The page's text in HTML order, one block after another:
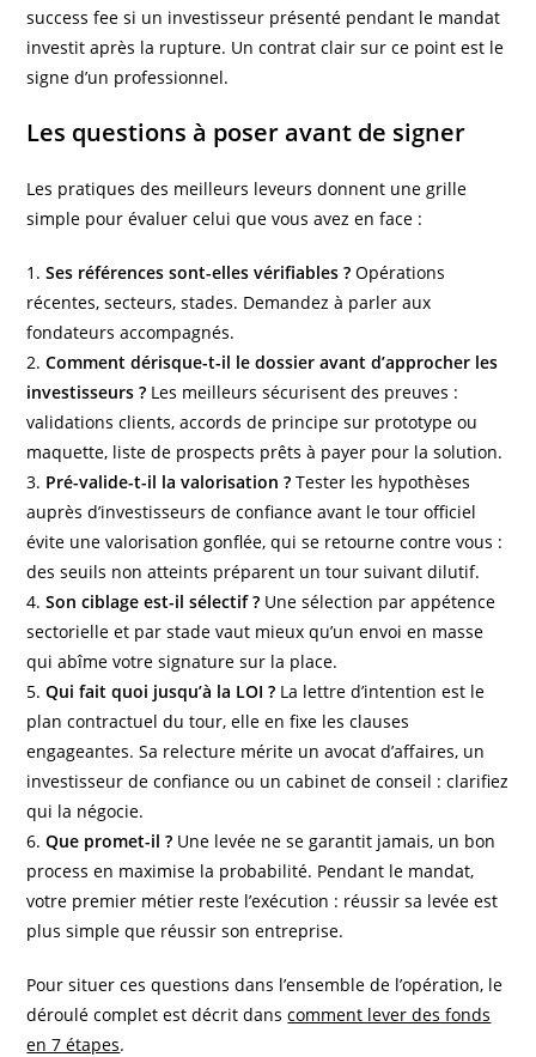
success fee si un investisseur présenté pendant le mandat
investit après la rupture. Un contrat clair sur ce point est le
signe d’un professionnel.
Les questions à poser avant de signer
Les pratiques des meilleurs leveurs donnent une grille
simple pour évaluer celui que vous avez en face :
1.Ses références sont-elles vérifiables ? Opérations
récentes, secteurs, stades. Demandez à parler aux
fondateurs accompagnés.
2.Comment dérisque-t-il le dossier avant d’approcher les
investisseurs ? Les meilleurs sécurisent des preuves :
validations clients, accords de principe sur prototype ou
maquette, liste de prospects prêts à payer pour la solution.
3. Pré-valide-t-il la valorisation ? Tester les hypothèses
auprès d’investisseurs de confiance avant le tour officiel
évite une valorisation gonflée, qui se retourne contre vous :
des seuils non atteints préparent un tour suivant dilutif.
4.Son ciblage est-il sélectif ? Une sélection par appétence
sectorielle et par stade vaut mieux qu’un envoi en masse
qui abîme votre signature sur la place.
5.Qui fait quoi jusqu’à la LOI ? La lettre d’intention est le
plan contractuel du tour, elle en fixe les clauses
engageantes. Sa relecture mérite un avocat d’affaires, un
investisseur de confiance ou un cabinet de conseil : clarifiez
qui la négocie.
6.Que promet-il ? Une levée ne se garantit jamais, un bon
process en maximise la probabilité. Pendant le mandat,
votre premier métier reste l’exécution : réussir sa levée est
plus simple que réussir son entreprise.
Pour situer ces questions dans l’ensemble de l’opération, le
déroulé complet est décrit danscomment lever des fonds
en 7 étapes.